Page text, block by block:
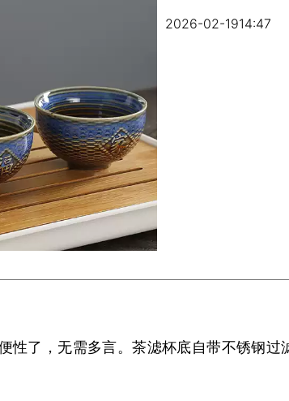
2026-02-1914:47
性了，无需多言。茶滤杯底自带不锈钢过